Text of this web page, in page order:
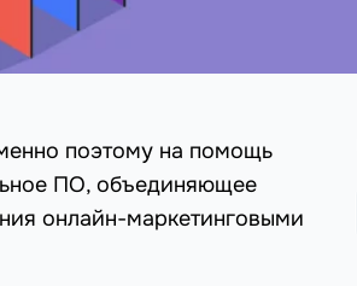
поэтому на помощь
ПО, объединяющее
онлайн-маркетинговыми